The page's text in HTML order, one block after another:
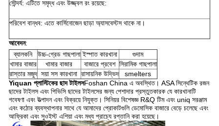
সৌন্দর্য: এটিতে সমৃদ্ধ এবং উজ্জ্বল রং রয়েছে:
পরিবেশ বান্ধব: এতে কার্সিনোজেন ছাড়া অ্যাসবেস্টস থাকে না।
আবেদন:
ব্যালকনি
উচ্চ-গ্রেড গাছপালা ইস্পাত কারখানা
গুদাম
খামার বাজার
খামার বাজার বাজারে প্রবেশ সিরামিক গাছপালা
রাস্তার মজুদ সয়া সস কারখানা রাসায়নিক উদ্ভিদ
smelters
Yiquan প্লাস্টিকের ছাদ টাইলসFoshan China এ অবস্থিত। ASA সিন্থেটিক রজন
ছাদের টাইলস এবং পিভিসি ছাদের টাইলসের জন্য পেশাদার প্রস্তুতকারক যে কারখানাটি
গবেষণা এবং উত্পাদন এবং বিক্রয়ে নিযুক্ত। সিনিয়র বিশেষজ্ঞ R&Q টিম এবং uniq সরঞ্জাম
এবং কঠোর ব্যবস্থাপনার সাথে যে আমাদের প্রোকাটগুলি ডেমোসিক বাজারে বেড়ে চলেছে এবং
আফ্রিকা এবং সুওইস্ট এশিয়া এবং মধ্য প্রাচ্যে রপ্তানি করা হয়েছে।